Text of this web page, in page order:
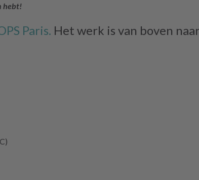
hebt!
Paris. Het werk is van boven